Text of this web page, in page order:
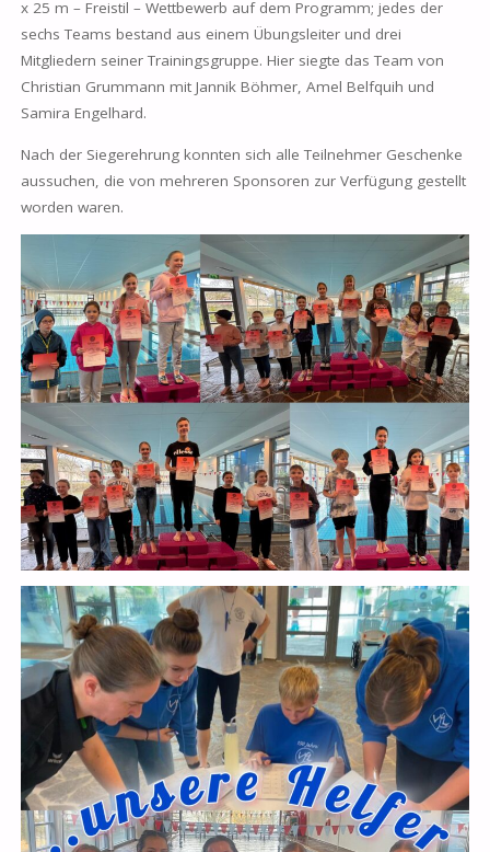
x 25 m – Freistil – Wettbewerb auf dem Programm; jedes der
sechs Teams bestand aus einem Übungsleiter und drei
Mitgliedern seiner Trainingsgruppe. Hier siegte das Team von
Christian Grummann mit Jannik Böhmer, Amel Belfquih und
Samira Engelhard.
Nach der Siegerehrung konnten sich alle Teilnehmer Geschenke
aussuchen, die von mehreren Sponsoren zur Verfügung gestellt
worden waren.